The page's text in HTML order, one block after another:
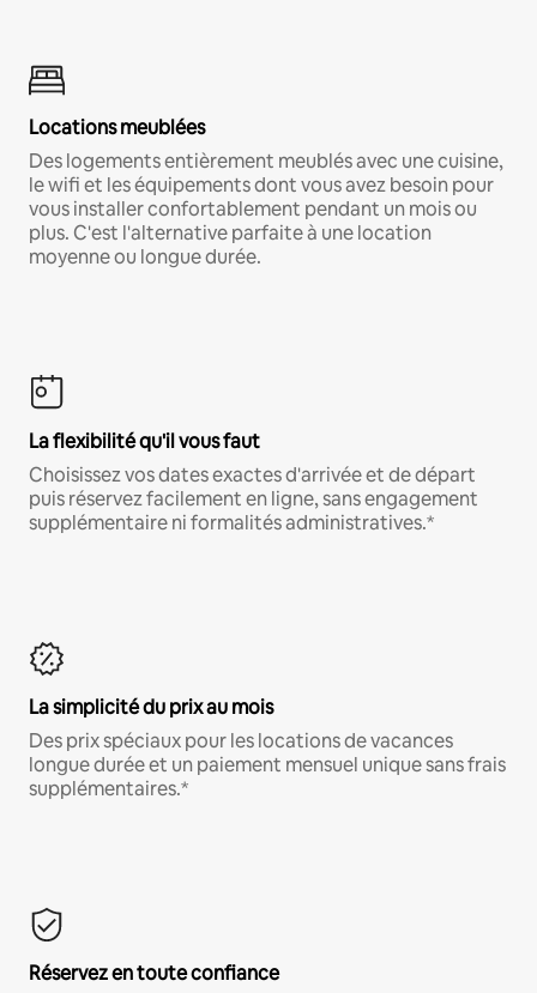
Locations meublées
Des logements entièrement meublés avec une cuisine,
le wifi et les équipements dont vous avez besoin pour
vous installer confortablement pendant un mois ou
plus. C'est l'alternative parfaite à une location
moyenne ou longue durée.
La flexibilité qu'il vous faut
Choisissez vos dates exactes d'arrivée et de départ
puis réservez facilement en ligne, sans engagement
supplémentaire ni formalités administratives.*
La simplicité du prix au mois
Des prix spéciaux pour les locations de vacances
longue durée et un paiement mensuel unique sans frais
supplémentaires.*
Réservez en toute confiance